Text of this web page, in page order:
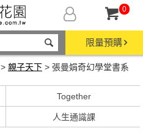
0
限量預購
> 親子天下 > 張曼娟奇幻學堂書系
Together
人生通識課